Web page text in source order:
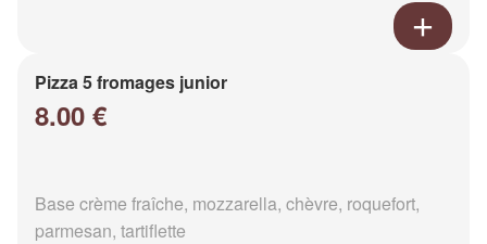
Pizza 5 fromages junior
8.00 €
Base crème fraîche, mozzarella, chèvre, roquefort,
parmesan, tartiflette